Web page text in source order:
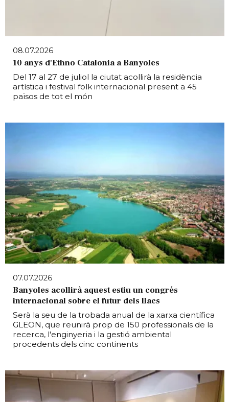
08.07.2026
10 anys d'Ethno Catalonia a Banyoles
Del 17 al 27 de juliol la ciutat acollirà la residència
artística i festival folk internacional present a 45
països de tot el món
07.07.2026
Banyoles acollirà aquest estiu un congrés
internacional sobre el futur dels llacs
Serà la seu de la trobada anual de la xarxa científica
GLEON, que reunirà prop de 150 professionals de la
recerca, l'enginyeria i la gestió ambiental
procedents dels cinc continents